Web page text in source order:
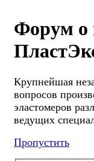
Форум о
Крупнейшая
вопросов
эластомеров
ведущих
Пропустить